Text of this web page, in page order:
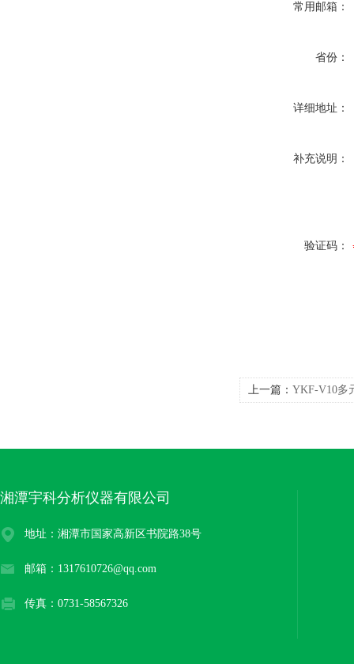
常用邮箱：
省份：
详细地址：
补充说明：
验证码：
上一篇： YKF-V10多
湘潭宇科分析仪器有限公司
地址：湘潭市国家高新区书院路38号
邮箱：1317610726@qq.com
传真：0731-58567326